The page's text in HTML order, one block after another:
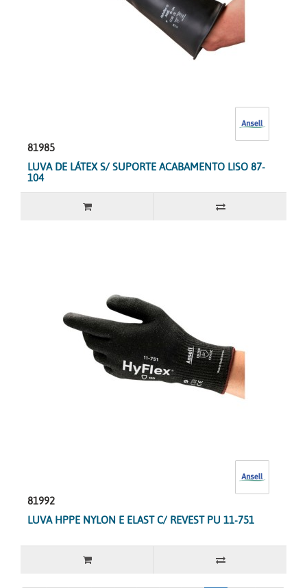
81985
LUVA DE LÁTEX S/ SUPORTE ACABAMENTO LISO 87-
104
81992
LUVA HPPE NYLON E ELAST C/ REVEST PU 11-751